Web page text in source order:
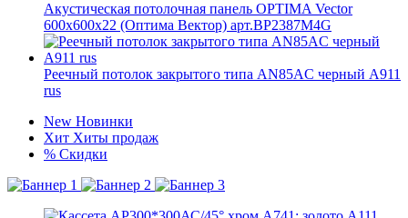
Акустическая потолочная панель OPTIMA Vector
600x600x22 (Оптима Вектор) арт.BP2387M4G
Реечный потолок закрытого типа AN85AС черный А911
rus
New Новинки
Хит Хиты продаж
% Скидки